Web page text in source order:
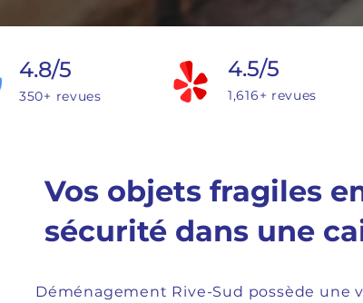
4.8/5
350+ revues
4.5/5
1,616+ revues
Vos objets fragiles
sécurité dans une
Déménagement Rive-Sud possède une